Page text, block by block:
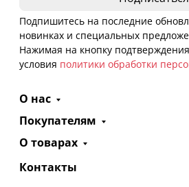
Подпишитесь на последние
новинках и специальных
Нажимая на кнопку
условия политики обработки
О нас
Покупателям
О товарах
Контакты